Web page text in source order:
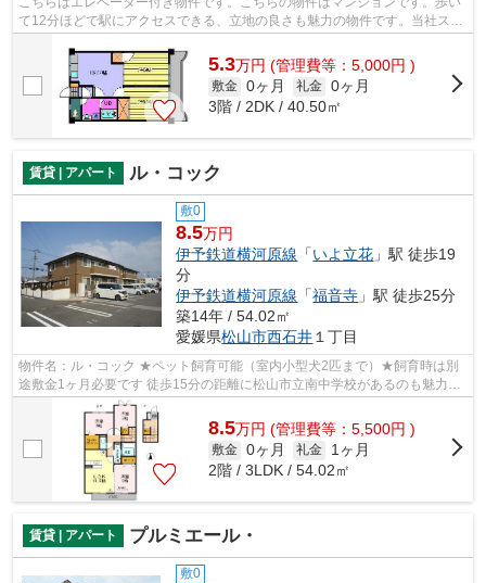
て12分ほどで駅にアクセスできる、立地の良さも魅力の物件です。当社スタ
ッフが地域の賃貸情報をご提供いたし...
5.3万円 (管理費等：5,000円 )
敷金 0ヶ月 礼金 0ヶ月
3階 / 2DK / 40.50㎡
賃貸 | アパート ル・コック
敷0
8.5万円
伊予鉄道横河原線 「いよ立花 」駅 徒歩19
分
伊予鉄道横河原線 「福音寺 」駅 徒歩25分
築14年 / 54.02㎡
愛媛県松山市西石井 １丁目
物件名：ル・コック ★ペット飼育可能（室内小型犬2匹まで）★飼育時は別
途敷金1ヶ月必要です 徒歩15分の距離に松山市立南中学校があるのも魅力。
お仕事でパソコンを使う方に好評の光回...
8.5万円 (管理費等：5,500円 )
敷金 0ヶ月 礼金
1ヶ月
2階 / 3LDK / 54.02㎡
賃貸 | アパート プルミエール・
敷0